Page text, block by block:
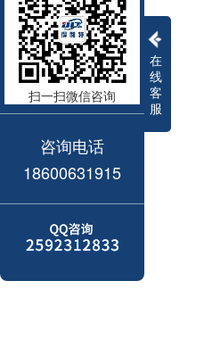
在
线
客
服
扫一扫微信咨询
咨询电话
18600631915